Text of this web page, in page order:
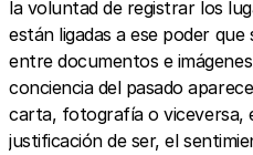
la voluntad de registrar los
están ligadas a ese poder que
entre documentos e
conciencia del pasado
carta, fotografía o viceversa,
justificación de ser, el